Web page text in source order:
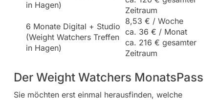
in Hagen)
Zeitraum
6 Monate Digital + Studio
(Weight Watchers Treffen
in Hagen)
8,53 € / Woche
ca. 36 € / Monat
ca. 216 € gesamter
Zeitraum
Der Weight Watchers MonatsPass
Sie möchten erst einmal herausfinden, welche